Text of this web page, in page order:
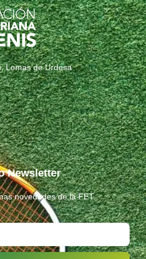
Lomas de Urdesa
Newsletter
novedades de la FET.